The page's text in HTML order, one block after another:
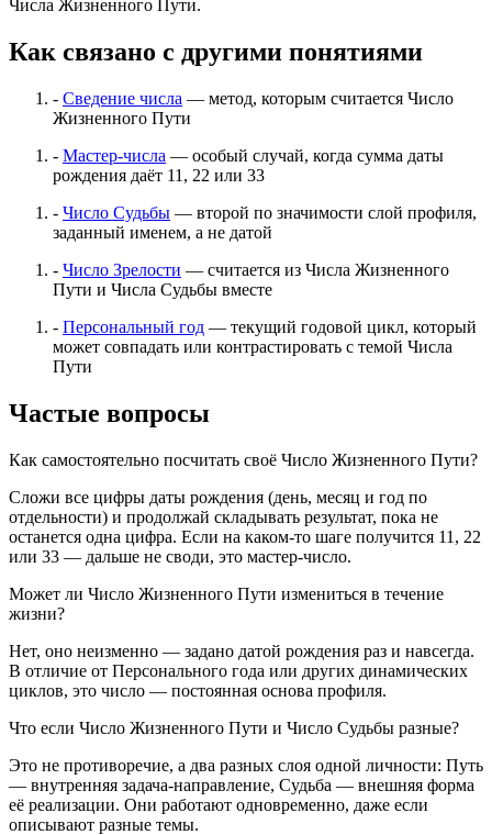
Числа Жизненного Пути.
Как связано с другими понятиями
- Сведение числа — метод, которым считается Число
Жизненного Пути
- Мастер-числа — особый случай, когда сумма даты
рождения даёт 11, 22 или 33
- Число Судьбы — второй по значимости слой профиля,
заданный именем, а не датой
- Число Зрелости — считается из Числа Жизненного
Пути и Числа Судьбы вместе
- Персональный год — текущий годовой цикл, который
может совпадать или контрастировать с темой Числа
Пути
Частые вопросы
Как самостоятельно посчитать своё Число Жизненного Пути?
Сложи все цифры даты рождения (день, месяц и год по
отдельности) и продолжай складывать результат, пока не
останется одна цифра. Если на каком-то шаге получится 11, 22
или 33 — дальше не своди, это мастер-число.
Может ли Число Жизненного Пути измениться в течение
жизни?
Нет, оно неизменно — задано датой рождения раз и навсегда.
В отличие от Персонального года или других динамических
циклов, это число — постоянная основа профиля.
Что если Число Жизненного Пути и Число Судьбы разные?
Это не противоречие, а два разных слоя одной личности: Путь
— внутренняя задача-направление, Судьба — внешняя форма
её реализации. Они работают одновременно, даже если
описывают разные темы.